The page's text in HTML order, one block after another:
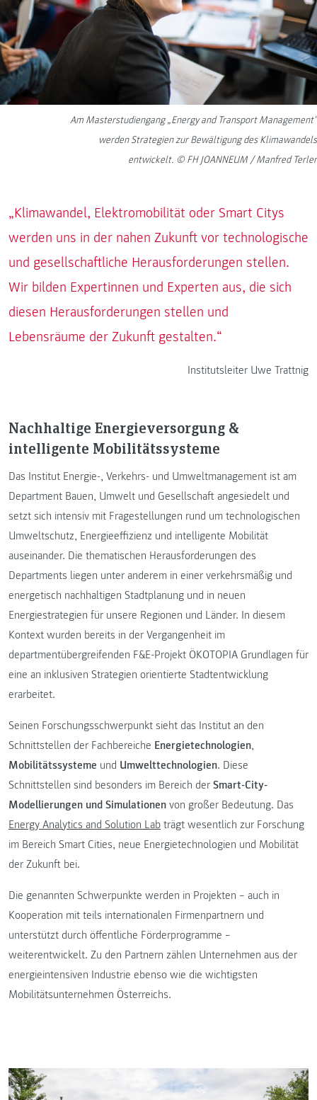
Am Masterstudiengang „Energy and Transport Management"
werden Strategien zur Bewältigung des Klimawandels
entwickelt. © FH JOANNEUM / Manfred Terler
„Klimawandel, Elektromobilität oder Smart Citys
werden uns in der nahen Zukunft vor technologische
und gesellschaftliche Herausforderungen stellen.
Wir bilden Expertinnen und Experten aus, die sich
diesen Herausforderungen stellen und
Lebensräume der Zukunft gestalten.“
Institutsleiter Uwe Trattnig
Nachhaltige Energieversorgung &
intelligente Mobilitätssysteme
Das Institut Energie-, Verkehrs- und Umweltmanagement ist am
Department Bauen, Umwelt und Gesellschaft angesiedelt und
setzt sich intensiv mit Fragestellungen rund um technologischen
Umweltschutz, Energieeffizienz und intelligente Mobilität
auseinander. Die thematischen Herausforderungen des
Departments liegen unter anderem in einer verkehrsmäßig und
energetisch nachhaltigen Stadtplanung und in neuen
Energiestrategien für unsere Regionen und Länder. In diesem
Kontext wurden bereits in der Vergangenheit im
departmentübergreifenden F&E-Projekt ÖKOTOPIA Grundlagen für
eine an inklusiven Strategien orientierte Stadtentwicklung
erarbeitet.
Seinen Forschungsschwerpunkt sieht das Institut an den
Schnittstellen der Fachbereiche Energietechnologien,
Mobilitätssysteme und Umwelttechnologien. Diese
Schnittstellen sind besonders im Bereich der Smart-City-
Modellierungen und Simulationen von großer Bedeutung. Das
Energy Analytics and Solution Lab trägt wesentlich zur Forschung
im Bereich Smart Cities, neue Energietechnologien und Mobilität
der Zukunft bei.
Die genannten Schwerpunkte werden in Projekten – auch in
Kooperation mit teils internationalen Firmenpartnern und
unterstützt durch öffentliche Förderprogramme –
weiterentwickelt. Zu den Partnern zählen Unternehmen aus der
energieintensiven Industrie ebenso wie die wichtigsten
Mobilitätsunternehmen Österreichs.